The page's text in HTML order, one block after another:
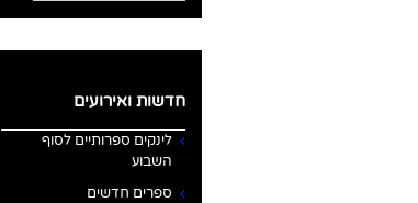
חדשות ואירועים
לינקים ספרותיים לסוף
השבוע
ספרים חדשים